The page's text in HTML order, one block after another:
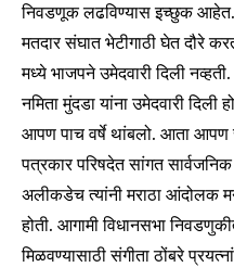
Join our
SUBSCRIBERS
conversation.
To subscribe, simply enter
or click the subscribe button
your privacy and won't spam
safe with us.
निवडणूक लढविण्यास इच्छुक आहेत.
मतदार संघात भेटीगाठी घेत दौरे
मध्ये भाजपने उमेदवारी दिली
नमिता मुंदडा यांना उमेदवारी दिली
आपण पाच वर्षे थांबलो. आता
पत्रकार परिषदेत सांगत
अलीकडेच त्यांनी मराठा आंदोलक
होती. आगामी विधानसभा
मिळवण्यासाठी संगीता ठोंबरे